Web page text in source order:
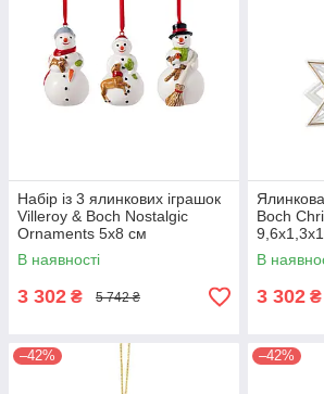
Набір із 3 ялинкових іграшок
Villeroy & Boch Nostalgic
Ornaments 5х8 см
В наявності
3 302 ₴ 5 742 ₴
Boch
В
3 302 ₴
–42% –42%